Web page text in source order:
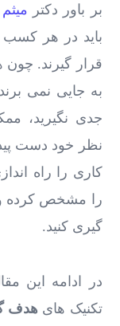
بر باور دکتر
باید در هر
قرار گیرند. چون
به جایی نمی
جدی نگیرید،
نظر خود دست
کاری را راه
را مشخص کرده و
گیری کنید.
در ادامه این
تکنیک های هدف